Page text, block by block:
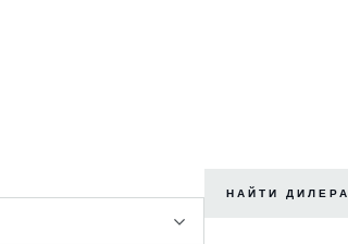
НАЙТИ ДИЛЕРА